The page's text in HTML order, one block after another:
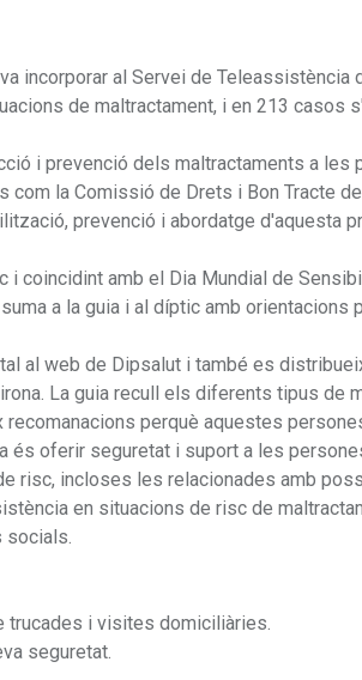
incorporar al Servei de Teleassistència
de maltractament, i en 213 casos
i prevenció dels maltractaments a les
la Comissió de Drets i Bon Tracte
prevenció i abordatge d'aquesta
coincidint amb el Dia Mundial de
a la guia i al díptic amb
al web de Dipsalut i també es
La guia recull els diferents tipus de
perquè aquestes
oferir seguretat i suport a les
risc, incloses les relacionades amb
en situacions de risc de
socials.
trucades i visites domiciliàries.
seguretat.